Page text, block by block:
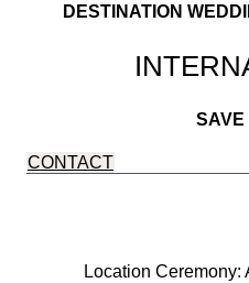
DESTINATION
SAVE
CONTACT
Location